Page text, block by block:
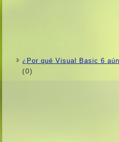
¿Por qué Visual Basic 6
(0)